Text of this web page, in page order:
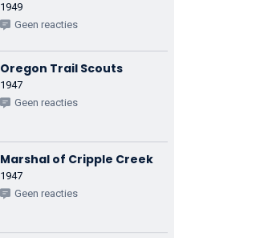
1949
Geen reacties
Oregon Trail Scouts
1947
Geen reacties
Marshal of Cripple Creek
1947
Geen reacties